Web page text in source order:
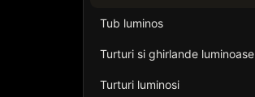
Tub luminos
Turturi si ghirlande luminoase
Turturi luminosi